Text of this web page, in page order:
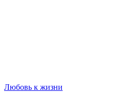
Любовь к жизни